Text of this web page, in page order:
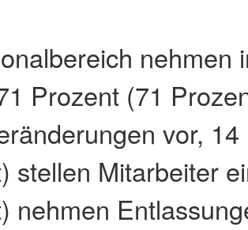
nehmen
Prozent (71
vor,
stellen Mitarbeiter
nehmen